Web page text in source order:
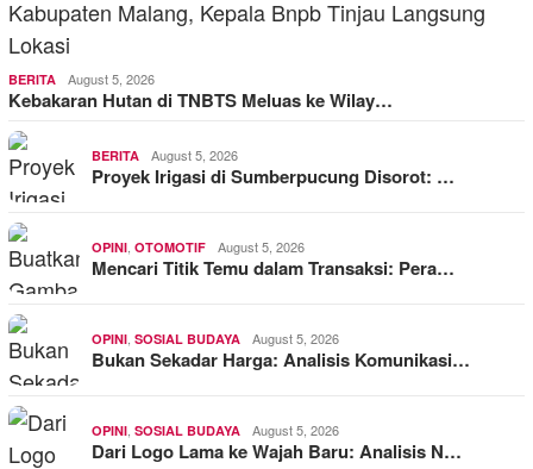
BERITA August 5, 2026
Kebakaran Hutan di TNBTS Meluas ke Wilay…
BERITA August 5, 2026
Proyek Irigasi di Sumberpucung Disorot: …
OPINI OTOMOTIF August 5, 2026
Mencari Titik Temu dalam Transaksi: Pera…
OPINI SOSIAL BUDAYA August 5, 2026
Bukan Sekadar Harga: Analisis Komunikasi…
OPINI SOSIAL BUDAYA August 5, 2026
Dari Logo Lama ke Wajah Baru: Analisis N…